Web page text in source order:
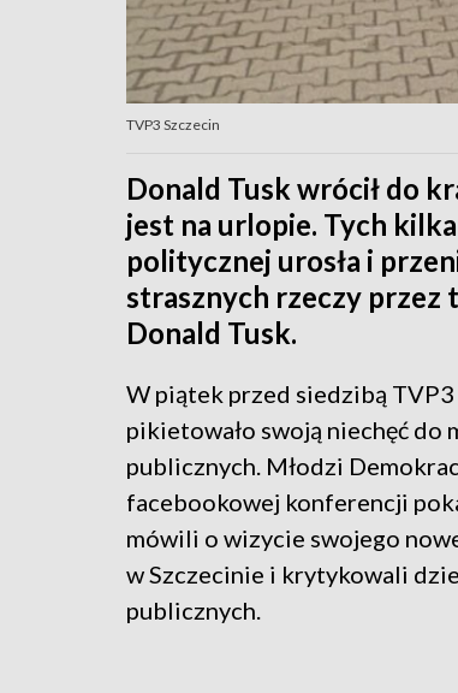
TVP3 Szczecin
Donald Tusk wrócił do
jest na urlopie. Tych
politycznej urosła i
strasznych rzeczy przez
Donald Tusk.
W piątek przed siedzibą
pikietowało swoją niechęć do
publicznych. Młodzi
facebookowej konferencji
mówili o wizycie swojego
w Szczecinie i krytykowali
publicznych.